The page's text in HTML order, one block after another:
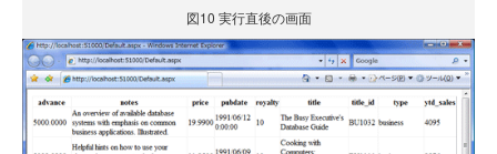
図10 実行直後の画面